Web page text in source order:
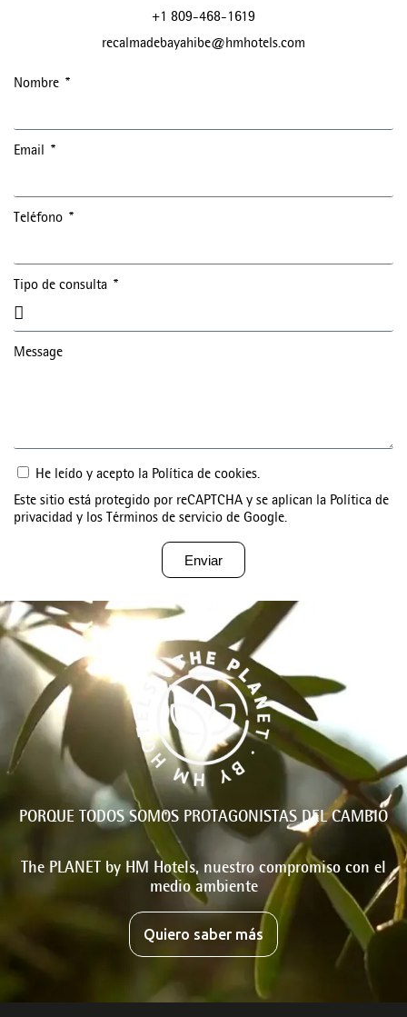
+1 809-468-1619
recalmadebayahibe@hmhotels.com
Nombre
Email
Teléfono
Tipo de consulta
Message
He leído y acepto la Política de cookies.
Este sitio está protegido por reCAPTCHA y se aplican la Política de
privacidad y los Términos de servicio de Google.
Enviar
PORQUE TODOS SOMOS PROTAGONISTAS DEL CAMBIO
The PLANET by HM Hotels, nuestro compromiso con el
medio ambiente
Quiero saber más